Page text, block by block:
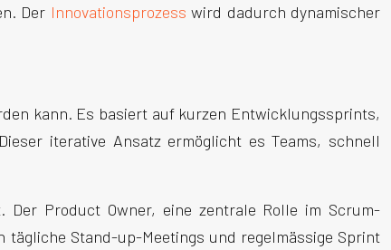
Der Innovationsprozesswird dadurch dynamischer
kann. Es basiert auf kurzen Entwicklungssprints,
iterative Ansatz ermöglicht es Teams, schnell
Product Owner, eine zentrale Rolle im Scrum-
Stand-up-Meetings und regelmässige Sprint